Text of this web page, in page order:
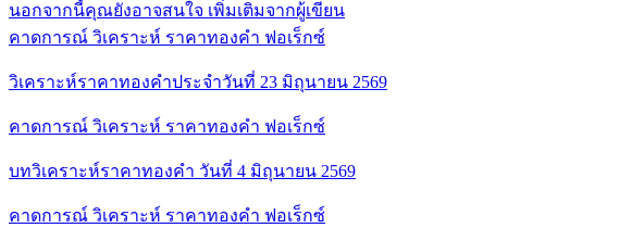
นอกจากนี้คุณยังอาจสนใจ เพิ่มเติมจากผู้เขียน
คาดการณ์ วิเคราะห์ ราคาทองคำ ฟอเร็กซ์
วิเคราะห์ราคาทองคำประจำวันที่ 23 มิถุนายน 2569
คาดการณ์ วิเคราะห์ ราคาทองคำ ฟอเร็กซ์
บทวิเคราะห์ราคาทองคำ วันที่ 4 มิถุนายน 2569
คาดการณ์ วิเคราะห์ ราคาทองคำ ฟอเร็กซ์